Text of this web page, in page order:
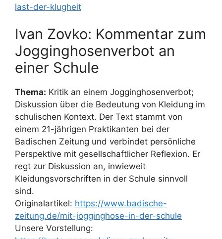
last-der-klugheit
Ivan Zovko: Kommentar zum
Jogginghosenverbot an
einer Schule
Thema: Kritik an einem Jogginghosenverbot;
Diskussion über die Bedeutung von Kleidung im
schulischen Kontext. Der Text stammt von
einem 21-jährigen Praktikanten bei der
Badischen Zeitung und verbindet persönliche
Perspektive mit gesellschaftlicher Reflexion. Er
regt zur Diskussion an, inwieweit
Kleidungsvorschriften in der Schule sinnvoll
sind.
Originalartikel: https://www.badische-
zeitung.de/mit-jogginghose-in-der-schule
Unsere Vorstellung: